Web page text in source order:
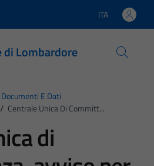
Lingua attiva:
ITA
di Lombardore
Documenti E Dati
/ Centrale Unica Di Committ...
di